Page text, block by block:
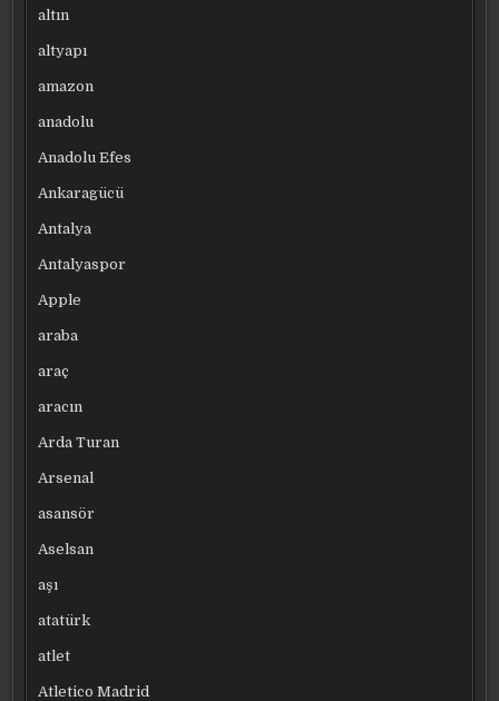
altın
altyapı
amazon
anadolu
Anadolu Efes
Ankaragücü
Antalya
Antalyaspor
Apple
araba
araç
aracın
Arda Turan
Arsenal
asansör
Aselsan
aşı
atatürk
atlet
Atletico Madrid